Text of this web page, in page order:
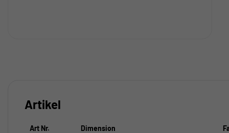
Artikel
Art Nr. Dimension